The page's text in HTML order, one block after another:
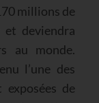
millions de
deviendra
au monde.
l’une des
de